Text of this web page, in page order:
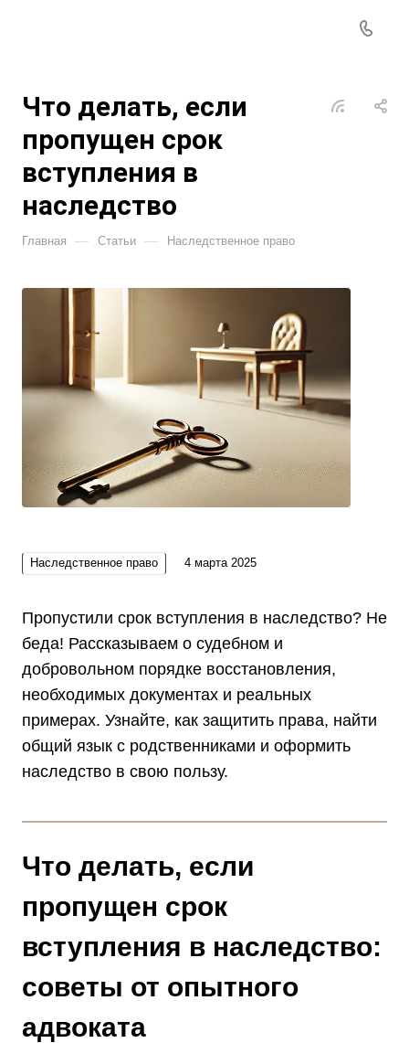
Что делать, если
пропущен срок
вступления в
наследство
Главная — Статьи — Наследственное право
Наследственное право 4 марта 2025
Пропустили срок вступления в наследство? Не
беда! Рассказываем о судебном и
добровольном порядке восстановления,
необходимых документах и реальных
примерах. Узнайте, как защитить права, найти
общий язык с родственниками и оформить
наследство в свою пользу.
Что делать, если
пропущен срок
вступления в наследство:
советы от опытного
адвоката